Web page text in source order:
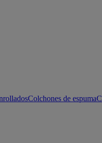
Colchones de espuma